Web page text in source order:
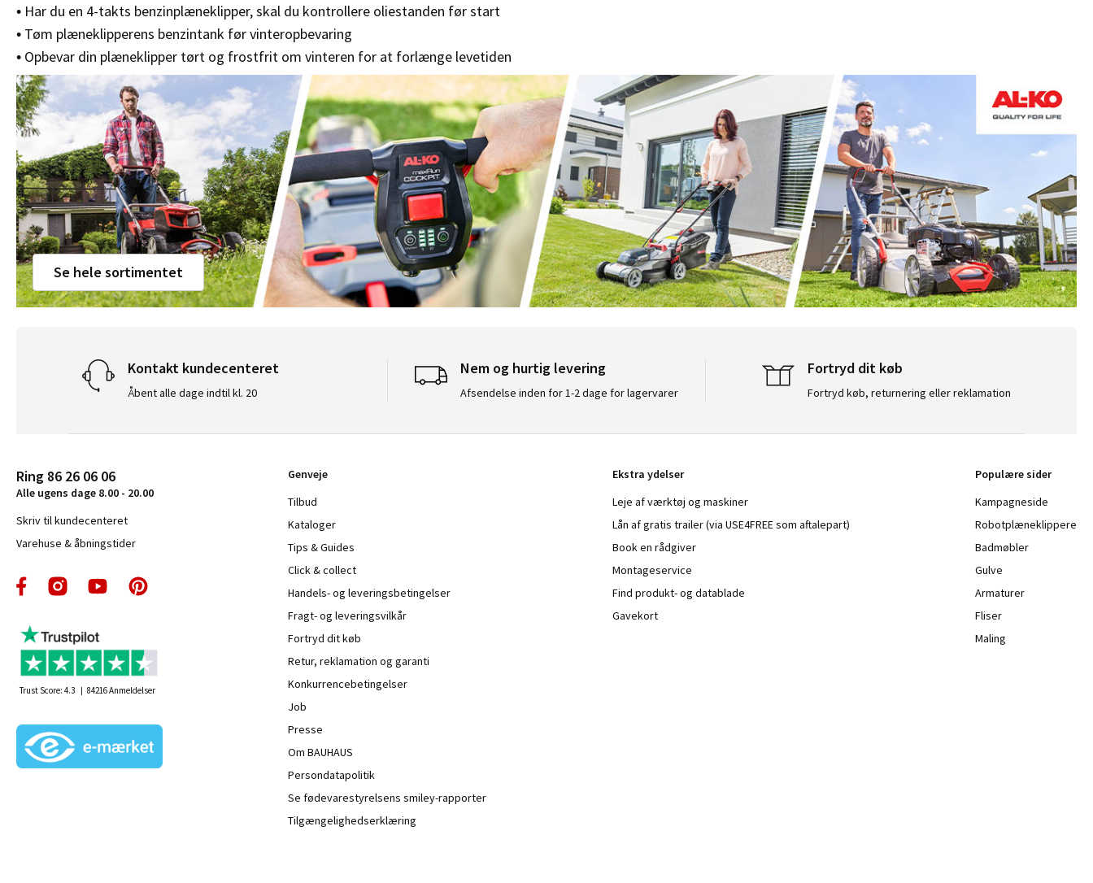
• Har du en 4-takts benzinplæneklipper, skal du kontrollere oliestanden før start
• Tøm plæneklipperens benzintank før vinteropbevaring
• Opbevar din plæneklipper tørt og frostfrit om vinteren for at forlænge levetiden
Se hele sortimentet
Kontakt kundecenteret
Åbent alle dage indtil kl. 20
Nem og hurtig levering
Afsendelse inden for 1-2 dage for lagervarer
Fortryd dit køb
Fortryd køb, returnering eller reklamation
Ring 86 26 06 06
Alle ugens dage 8.00 - 20.00
Skriv til kundecenteret
Varehuse & åbningstider
Trust Score: 4.3 84216Anmeldelser
Genveje
Tilbud
Kataloger
Tips & Guides
Click & collect
Handels- og leveringsbetingelser
Fragt- og leveringsvilkår
Fortryd dit køb
Retur, reklamation og garanti
Konkurrencebetingelser
Job
Presse
Om BAUHAUS
Persondatapolitik
Se fødevarestyrelsens smiley-rapporter
Tilgængelighedserklæring
Ekstra ydelser
Leje af værktøj og maskiner
Lån af gratis trailer (via USE4FREE som aftalepart)
Book en rådgiver
Montageservice
Find produkt- og datablade
Gavekort
Populære sider
Kampagneside
Robotplæneklippere
Badmøbler
Gulve
Armaturer
Fliser
Maling